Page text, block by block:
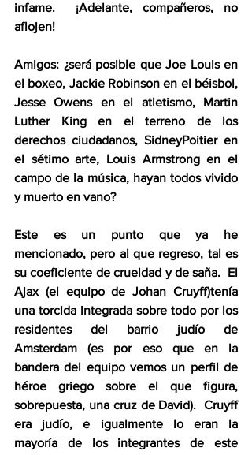
infame.  ¡Adelante, compañeros, no
aflojen!
Amigos: ¿será posible que Joe Louis en
el boxeo, Jackie Robinson en el béisbol,
Jesse Owens en el atletismo, Martin
Luther King en el terreno de los
derechos ciudadanos, SidneyPoitier en
el sétimo arte, Louis Armstrong en el
campo de la música, hayan todos vivido
y muerto en vano?
Este es un punto que ya he
mencionado, pero al que regreso, tal es
su coeficiente de crueldad y de saña.  El
Ajax (el equipo de Johan Cruyff)tenía
una torcida integrada sobre todo por los
residentes del barrio judío de
Amsterdam (es por eso que en la
bandera del equipo vemos un perfil de
héroe griego sobre el que figura,
sobrepuesta, una cruz de David).  Cruyff
era judío, e igualmente lo eran la
mayoría de los integrantes de este